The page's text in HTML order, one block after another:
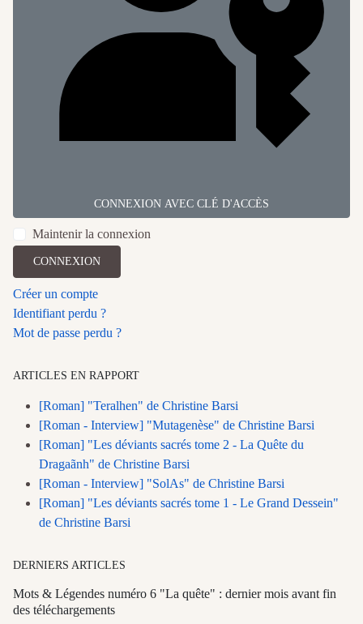
CONNEXION AVEC CLÉ D'ACCÈS
Maintenir la connexion
CONNEXION
Créer un compte
Identifiant perdu ?
Mot de passe perdu ?
ARTICLES EN RAPPORT
[Roman] "Teralhen" de Christine Barsi
[Roman - Interview] "Mutagenèse" de Christine Barsi
[Roman] "Les déviants sacrés tome 2 - La Quête du
Dragaãnh" de Christine Barsi
[Roman - Interview] "SolAs" de Christine Barsi
[Roman] "Les déviants sacrés tome 1 - Le Grand Dessein"
de Christine Barsi
DERNIERS ARTICLES
Mots & Légendes numéro 6 "La quête" : dernier mois avant fin
des téléchargements